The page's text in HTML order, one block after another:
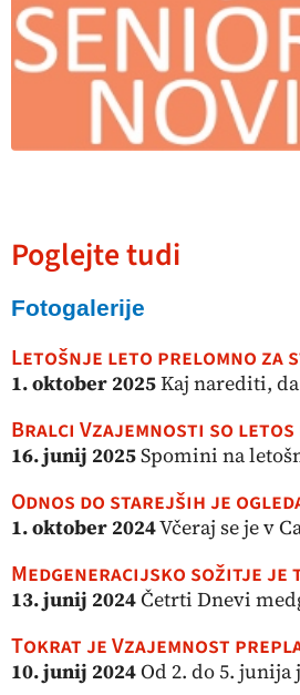
Poglejte tudi
Fotogalerije
Letošnje leto prelomno za
1. oktober 2025Kaj narediti,
Bralci Vzajemnosti so
16. junij 2025Spomini na
Odnos do starejših je
1. oktober 2024Včeraj se je v
Medgeneracijsko sožitje je
13. junij 2024Četrti Dnevi
Tokrat je Vzajemnost
10. junij 2024Od 2. do 5. junija